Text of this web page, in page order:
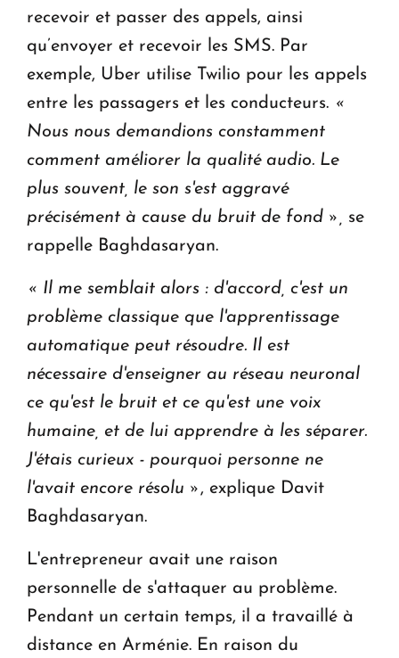
recevoir et passer des appels, ainsi
qu’envoyer et recevoir les SMS. Par
exemple, Uber utilise Twilio pour les appels
entre les passagers et les conducteurs. «
Nous nous demandions constamment
comment améliorer la qualité audio. Le
plus souvent, le son s'est aggravé
précisément à cause du bruit de fond », se
rappelle Baghdasaryan.
« Il me semblait alors : d'accord, c'est un
problème classique que l'apprentissage
automatique peut résoudre. Il est
nécessaire d'enseigner au réseau neuronal
ce qu'est le bruit et ce qu'est une voix
humaine, et de lui apprendre à les séparer.
J'étais curieux - pourquoi personne ne
l'avait encore résolu », explique Davit
Baghdasaryan.
L'entrepreneur avait une raison
personnelle de s'attaquer au problème.
Pendant un certain temps, il a travaillé à
distance en Arménie. En raison du